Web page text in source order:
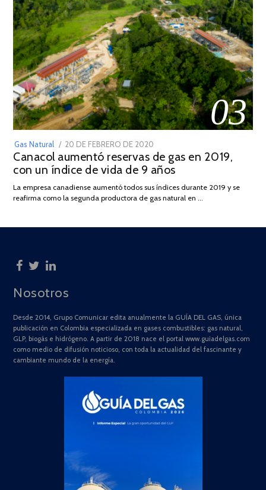
03
Gas Natural
POSTED
ON
20 DE FEBRERO DE 2020
DE
JULIO
2025
Canacol aumentó reservas de gas en 2019,
con un índice de vida de 9 años
La empresa canadiense aumentó todos sus índices durante 2019 y se
reafirma como la segunda productora de gas natural en …
Nosotros
Desde 2014, Grupo Comunicar edita anualmente la GUÍA DEL GAS, única
publicación en Colombia especializada en gases combustibles: gas natural,
GLP, biogás e hidrógeno. A partir de 2018 nace el portal www.guiadelgas.com
como medio de difusión noticioso, con toda la actualidad del fascinante y
cambiante mundo de la energía.